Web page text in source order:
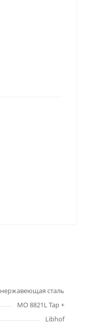
нержавеющая сталь
MO 8821L Tap +
Libhof